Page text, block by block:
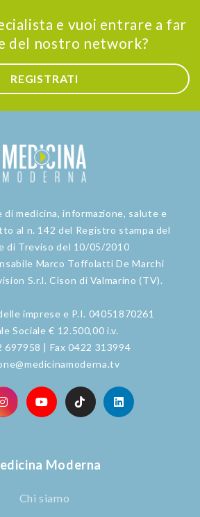
e vuoi entrare a far
del nostro network?
REGISTRATI
di medicina, informazione, salute e
al n. 142 del Registro stampa del
di Treviso del 10/05/2010
Marco Toffolatti De Marchi
S.r.l. Cison di Valmarino (TV).
imprese e P.I. 04051870261
Sociale € 12.500,00 i.v.
697958 | Fax 0422 313994
Moderna
Chi siamo